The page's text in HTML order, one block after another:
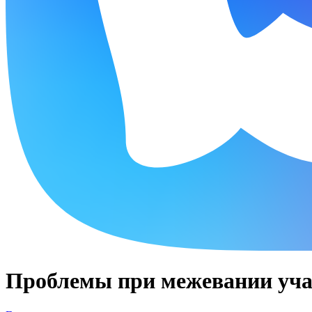
Проблемы при межевании